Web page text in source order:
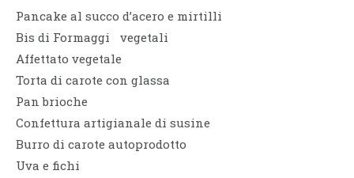
Pancake al succo d’acero e mirtilli
Bis di Formaggi vegetali
Affettato vegetale
Torta di carote con glassa
Pan brioche
Confettura artigianale di susine
Burro di carote autoprodotto
Uva e fichi